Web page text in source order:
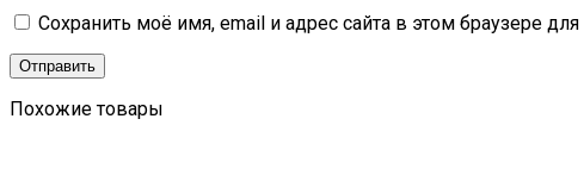
Сохранить моё имя, email и адрес сайта в этом браузере
Похожие товары